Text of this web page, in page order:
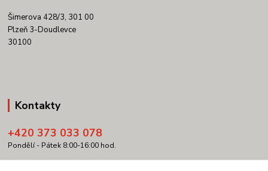
Šimerova 428/3, 301 00
Plzeň 3-Doudlevce
30100
Kontakty
+420 373 033 078
Pondělí - Pátek 8:00-16:00 hod.